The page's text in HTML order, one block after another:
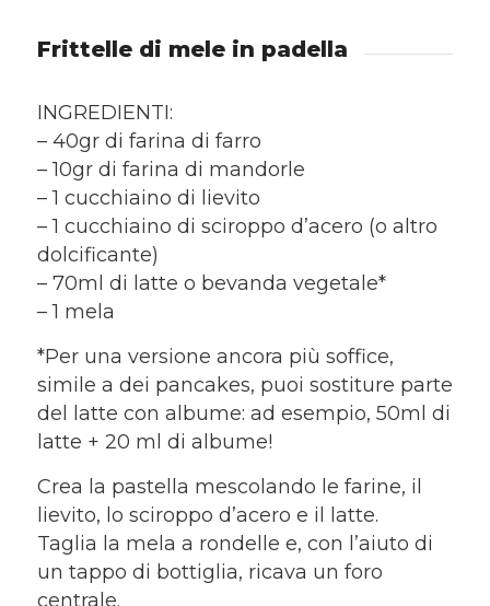
Frittelle di mele in padella
INGREDIENTI:
– 40gr di farina di farro
– 10gr di farina di mandorle
– 1 cucchiaino di lievito
– 1 cucchiaino di sciroppo d’acero (o altro
dolcificante)
– 70ml di latte o bevanda vegetale*
– 1 mela
*Per una versione ancora più soffice,
simile a dei pancakes, puoi sostiture parte
del latte con albume: ad esempio, 50ml di
latte + 20 ml di albume!
Crea la pastella mescolando le farine, il
lievito, lo sciroppo d’acero e il latte.
Taglia la mela a rondelle e, con l’aiuto di
un tappo di bottiglia, ricava un foro
centrale.